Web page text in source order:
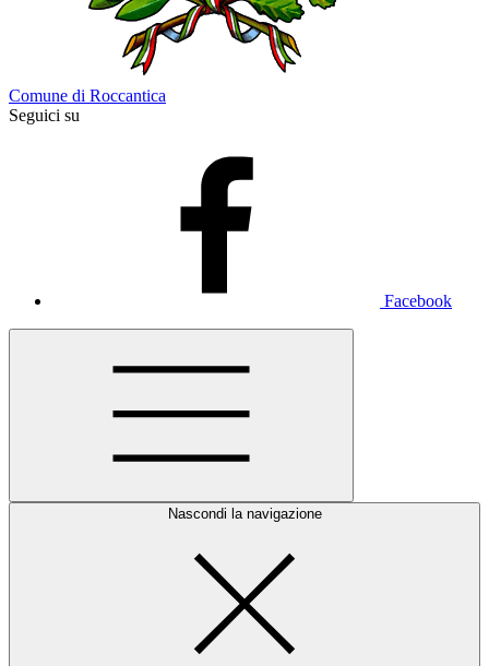
Comune di Roccantica
Seguici su
Facebook
Nascondi la navigazione